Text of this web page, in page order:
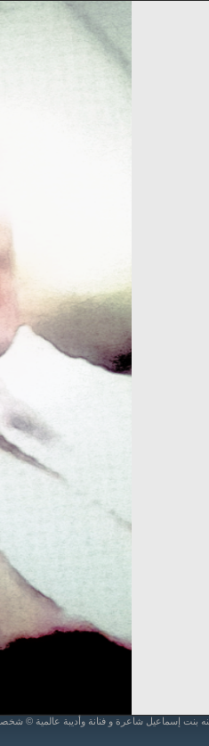
بنت إسماعيل شاعرة و فنانة وأديبة عالمية ©